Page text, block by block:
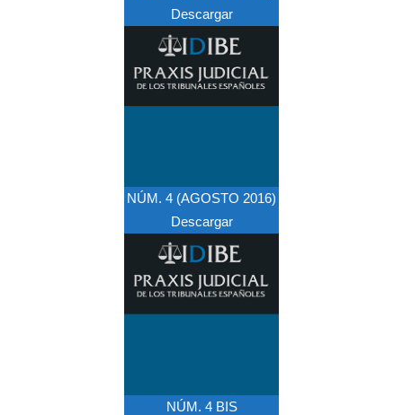
Descargar
NÚM. 4 (AGOSTO 2016)
Descargar
NÚM. 4 BIS